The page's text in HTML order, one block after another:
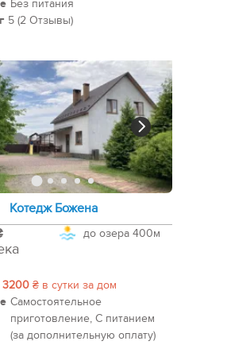
Без питания
5 (2 Отзывы)
Котедж Божена
до озера 400м
3200 ₴ в сутки за дом
Самостоятельное
приготовление, С питанием
(за дополнительную оплату)